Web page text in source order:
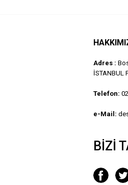
Adres :
İSTANBUL
Telefon:
e-Mail:
BIZI